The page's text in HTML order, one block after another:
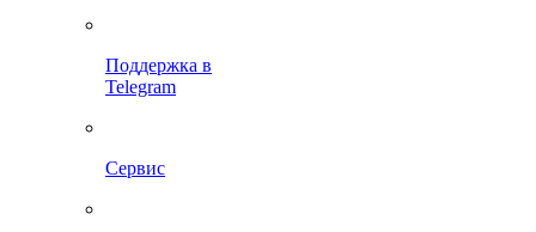
Поддержка в
Telegram
Сервис